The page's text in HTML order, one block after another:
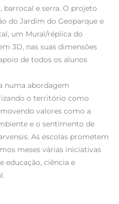
e serra. O projeto
do Jardim do Geoparque e
um Mural/réplica do
3D, nas suas dimensões
de todos os alunos
numa abordagem
o território como
valores como a
e o sentimento de
As escolas prometem
meses várias iniciativas
educação, ciência e